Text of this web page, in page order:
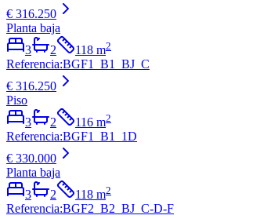
€ 316.250
Planta baja
3
2 118 m2
Referencia:BGF1_B1_BJ_C
€ 316.250
Piso
3
2 116 m2
Referencia:BGF1_B1_1D
€ 330.000
Planta baja
3
2 118 m2
Referencia:BGF2_B2_BJ_C-D-F